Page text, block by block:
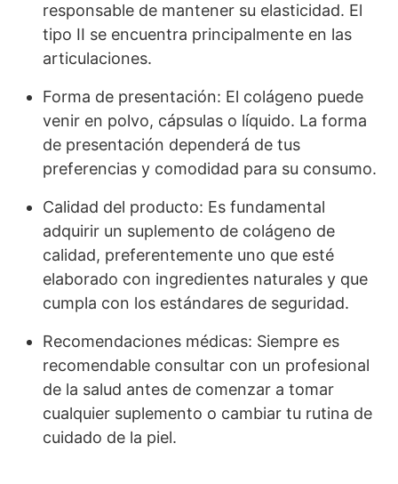
responsable de mantener su elasticidad. El
tipo II se encuentra principalmente en las
articulaciones.
Forma de presentación: El colágeno puede
venir en polvo, cápsulas o líquido. La forma
de presentación dependerá de tus
preferencias y comodidad para su consumo.
Calidad del producto: Es fundamental
adquirir un suplemento de colágeno de
calidad, preferentemente uno que esté
elaborado con ingredientes naturales y que
cumpla con los estándares de seguridad.
Recomendaciones médicas: Siempre es
recomendable consultar con un profesional
de la salud antes de comenzar a tomar
cualquier suplemento o cambiar tu rutina de
cuidado de la piel.